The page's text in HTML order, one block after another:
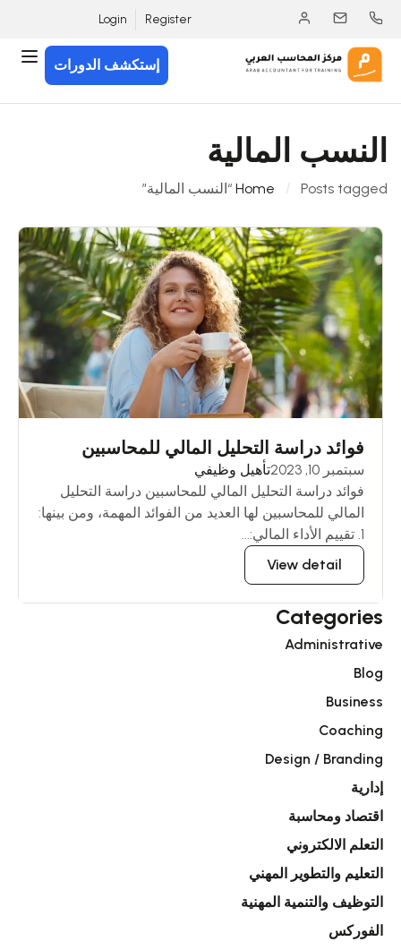
Register
Login
إستكشف الدورات
النسب المالية
Home Posts tagged “النسب المالية”
فوائد دراسة التحليل المالي للمحاسبين
سبتمبر 10, 2023
تأهيل وظيفي
فوائد دراسة التحليل المالي للمحاسبين دراسة التحليل
المالي للمحاسبين لها العديد من الفوائد المهمة، ومن بينها:
1. تقييم الأداء المالي:...
View detail
Categories
Administrative
Blog
Business
Coaching
Design / Branding
إدارية
اقتصاد ومحاسبة
التعلم الالكتروني
التعليم والتطوير المهني
التوظيف والتنمية المهنية
الفوركس